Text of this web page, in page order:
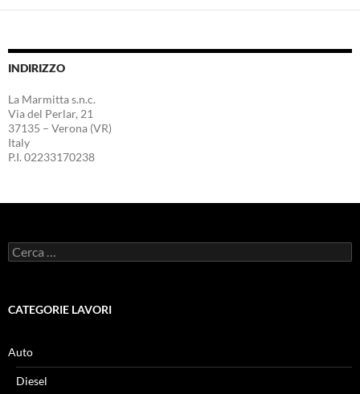
INDIRIZZO
La Marmitta s.n.c.
Via del Perlar, 21
37135 – Verona (VR)
Italy
P.I. 02233170238
Ricerca
per:
CATEGORIE LAVORI
Auto
Diesel